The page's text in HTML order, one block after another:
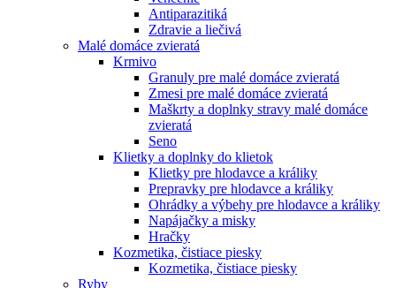
Antiparazitiká
Zdravie a liečivá
Malé domáce zvieratá
Krmivo
Granuly pre malé domáce zvieratá
Zmesi pre malé domáce zvieratá
Maškrty a doplnky stravy malé domáce
zvieratá
Seno
Klietky a doplnky do klietok
Klietky pre hlodavce a králiky
Prepravky pre hlodavce a králiky
Ohrádky a výbehy pre hlodavce a králiky
Napájačky a misky
Hračky
Kozmetika, čistiace piesky
Kozmetika, čistiace piesky
Ryby